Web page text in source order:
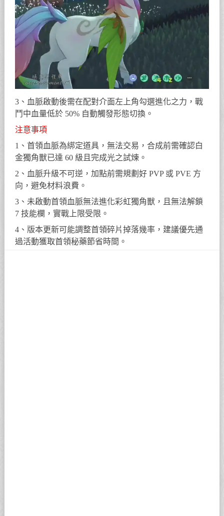
3、血脈啟動後需在配對介面左上角勾選進化之力，戰
鬥中血量低於 50% 自動觸發形態切換。
注意事項
1、首領血脈為綁定道具，無法交易，合成前需確認白
金獨角獸已達 60 級且完成光之試煉。
2、血脈升級不可逆，加點前需規劃好 PVP 或 PVE 方
向，避免材料浪費。
3、未啟動首領血脈無法進化彩虹獨角獸，且無法解鎖
7 技能欄，實戰上限受限。
4、版本更新可能調整首領碎片掉落幾率，建議優先通
過活動獲取首領秘藥節省時間。